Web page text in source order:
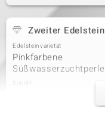
Zweiter Edelstein
Edelsteinvarietät
Pinkfarbene
Süßwasserzuchtperle
Schliff